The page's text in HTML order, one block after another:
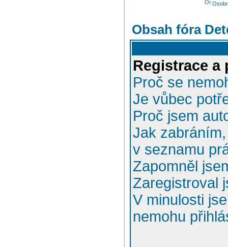
Obsah fóra
Registrace a
Proč se
Je vůbec
Proč jsem
Jak
v seznamu
Zapomněl
Zaregistroval
V minulosti
nemohu